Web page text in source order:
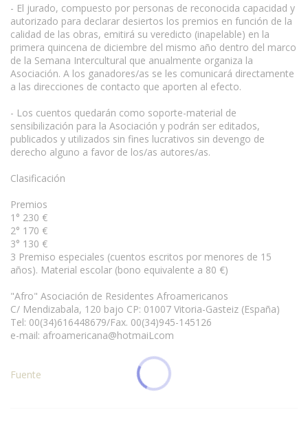
- El jurado, compuesto por personas de reconocida capacidad y
autorizado para declarar desiertos los premios en función de la
calidad de las obras, emitirá su veredicto (inapelable) en la
primera quincena de diciembre del mismo año dentro del marco
de la Semana Intercultural que anualmente organiza la
Asociación. A los ganadores/as se les comunicará directamente
a las direcciones de contacto que aporten al efecto.
- Los cuentos quedarán como soporte-material de
sensibilización para la Asociación y podrán ser editados,
publicados y utilizados sin fines lucrativos sin devengo de
derecho alguno a favor de los/as autores/as.
Clasificación
Premios
1° 230 €
2° 170 €
3° 130 €
3 Premiso especiales (cuentos escritos por menores de 15
años). Material escolar (bono equivalente a 80 €)
"Afro" Asociación de Residentes Afroamericanos
C/ Mendizabala, 120 bajo CP: 01007 Vitoria-Gasteiz (España)
Tel: 00(34)616448679/Fax. 00(34)945-145126
e-mail: afroamericana@hotmaiLcom
Fuente